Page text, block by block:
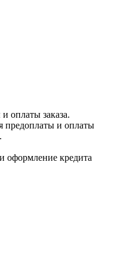
оплаты заказа.
предоплаты и оплаты
оформление кредита